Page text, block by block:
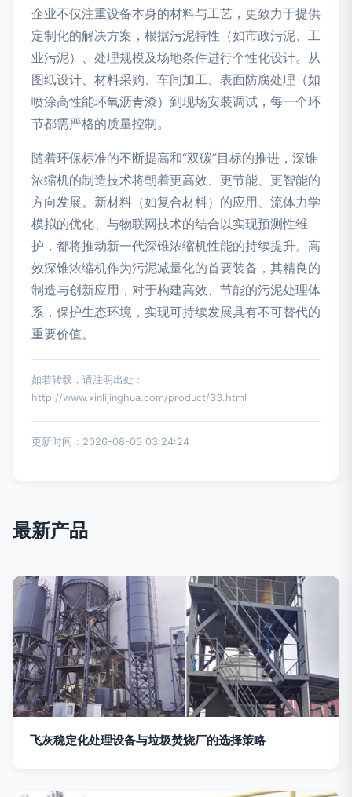
企业不仅注重设备本身的材料与工艺，更致力于提供
定制化的解决方案，根据污泥特性（如市政污泥、工
业污泥）、处理规模及场地条件进行个性化设计。从
图纸设计、材料采购、车间加工、表面防腐处理（如
喷涂高性能环氧沥青漆）到现场安装调试，每一个环
节都需严格的质量控制。
随着环保标准的不断提高和“双碳”目标的推进，深锥
浓缩机的制造技术将朝着更高效、更节能、更智能的
方向发展。新材料（如复合材料）的应用、流体力学
模拟的优化、与物联网技术的结合以实现预测性维
护，都将推动新一代深锥浓缩机性能的持续提升。高
效深锥浓缩机作为污泥减量化的首要装备，其精良的
制造与创新应用，对于构建高效、节能的污泥处理体
系，保护生态环境，实现可持续发展具有不可替代的
重要价值。
如若转载，请注明出处：
http://www.xinlijinghua.com/product/33.html
更新时间：2026-08-05 03:24:24
最新产品
飞灰稳定化处理设备与垃圾焚烧厂的选择策略